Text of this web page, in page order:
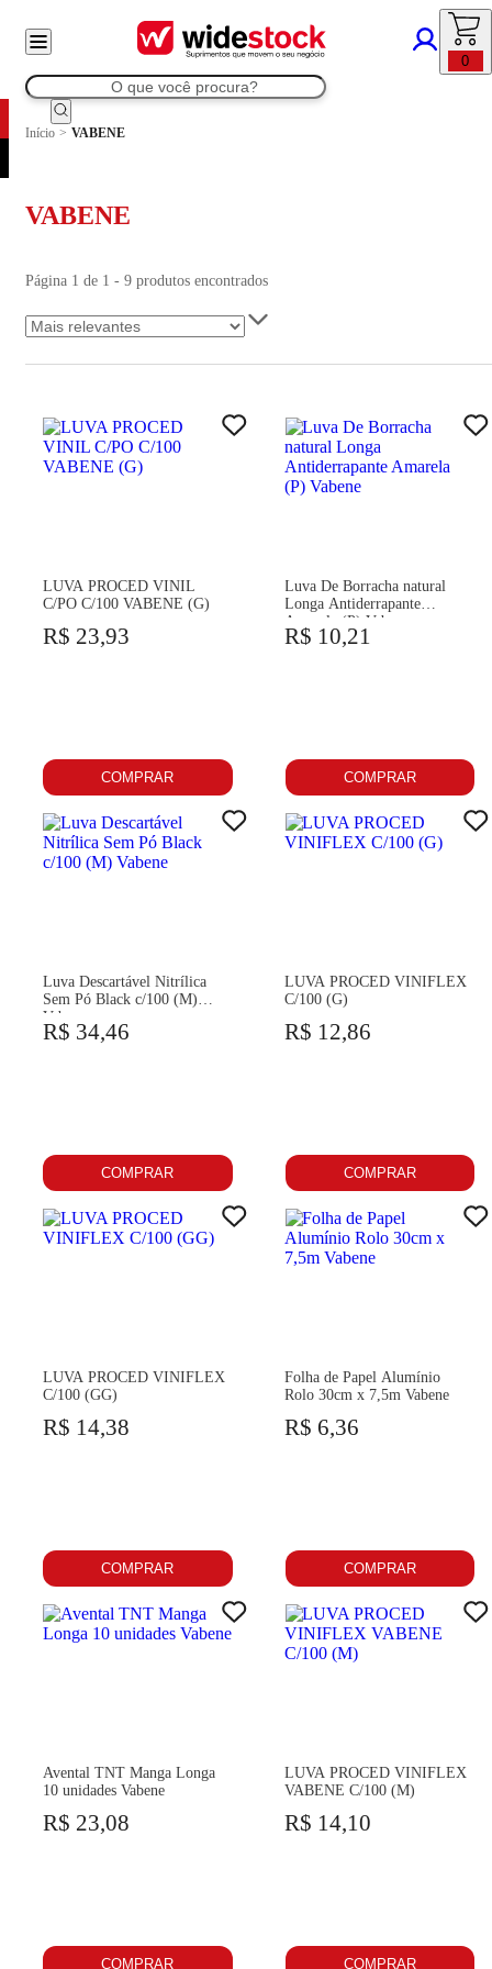
0
Início > VABENE
VABENE
Página 1 de 1 - 9 produtos encontrados
LUVA PROCED VINIL
C/PO C/100 VABENE (G)
R$ 23,93
COMPRAR
Luva De Borracha natural
Longa Antiderrapante
Amarela (P) Vabene
R$ 10,21
COMPRAR
Luva Descartável Nitrílica
Sem Pó Black c/100 (M)
Vabene
R$ 34,46
COMPRAR
LUVA PROCED VINIFLEX
C/100 (G)
R$ 12,86
COMPRAR
LUVA PROCED VINIFLEX
C/100 (GG)
R$ 14,38
COMPRAR
Folha de Papel Alumínio
Rolo 30cm x 7,5m Vabene
R$ 6,36
COMPRAR
Avental TNT Manga Longa
10 unidades Vabene
R$ 23,08
COMPRAR
LUVA PROCED VINIFLEX
VABENE C/100 (M)
R$ 14,10
COMPRAR